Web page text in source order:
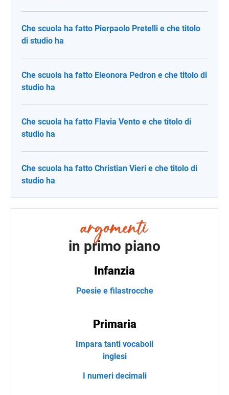
Che scuola ha fatto Pierpaolo Pretelli e che titolo
di studio ha
Che scuola ha fatto Eleonora Pedron e che titolo di
studio ha
Che scuola ha fatto Flavia Vento e che titolo di
studio ha
Che scuola ha fatto Christian Vieri e che titolo di
studio ha
in primo piano
Infanzia
Poesie e filastrocche
Primaria
Impara tanti vocaboli
inglesi
I numeri decimali